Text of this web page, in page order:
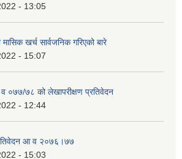
- 13:05
खर्च सार्वजनिक गरिएको बारे
- 15:07
व ०७७/७८ को लेखापरीक्षण प्रतिवेदन
- 12:44
आ व २०७६।७७
- 15:03